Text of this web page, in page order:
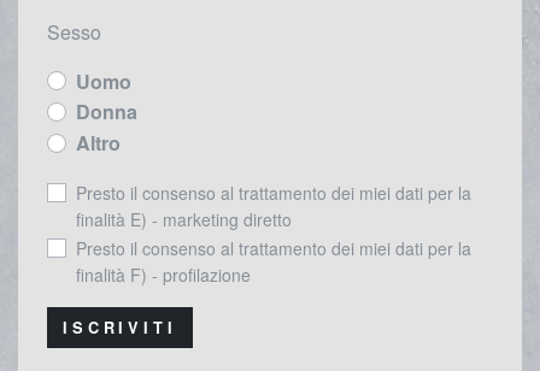
Sesso
Uomo
Donna
Altro
Presto il consenso al trattamento dei miei dati per la
finalità E) - marketing diretto
Presto il consenso al trattamento dei miei dati per la
finalità F) - profilazione
ISCRIVITI